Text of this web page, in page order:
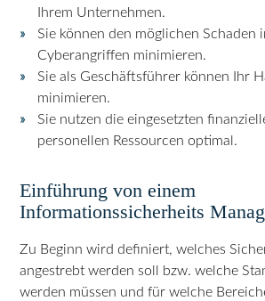
Ihrem Unternehmen.
Sie können den möglichen Schaden
Cyberangriffen minimieren.
Sie als Geschäftsführer können Ihr
minimieren.
Sie nutzen die eingesetzten
personellen Ressourcen optimal.
Einführung von einem
Informationssicherheits
Zu Beginn wird definiert, welches
angestrebt werden soll bzw. welche
werden müssen und für welche